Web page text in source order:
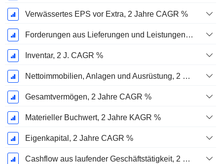
Verwässertes EPS vor Extra, 2 Jahre CAGR %
Forderungen aus Lieferungen und Leistungen, 2 J. CAGR %
Inventar, 2 J. CAGR %
Nettoimmobilien, Anlagen und Ausrüstung, 2 Jahre. CAGR %
Gesamtvermögen, 2 Jahre CAGR %
Materieller Buchwert, 2 Jahre KAGR %
Eigenkapital, 2 Jahre CAGR %
Cashflow aus laufender Geschäftstätigkeit, 2 Jahre CAGR %